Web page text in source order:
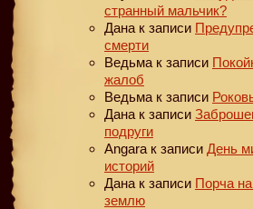
странный мальчик?
Дана к записи
смерти
Ведьма к записи
жалоб
Ведьма к записи
Дана к записи
подруги
Angara к записи День
историй
Дана к записи Порча
землю